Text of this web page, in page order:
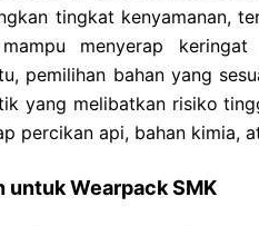
tingkat kenyamanan,
menyerap keringat
pemilihan bahan yang
yang melibatkan risiko
percikan api, bahan kimia,
untuk Wearpack SMK